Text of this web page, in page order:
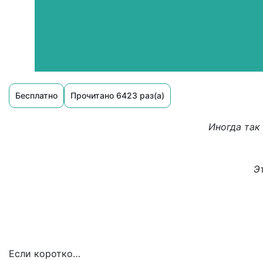
Бесплатно Прочитано 6423 раз(а)
Иногда
Если коротко…